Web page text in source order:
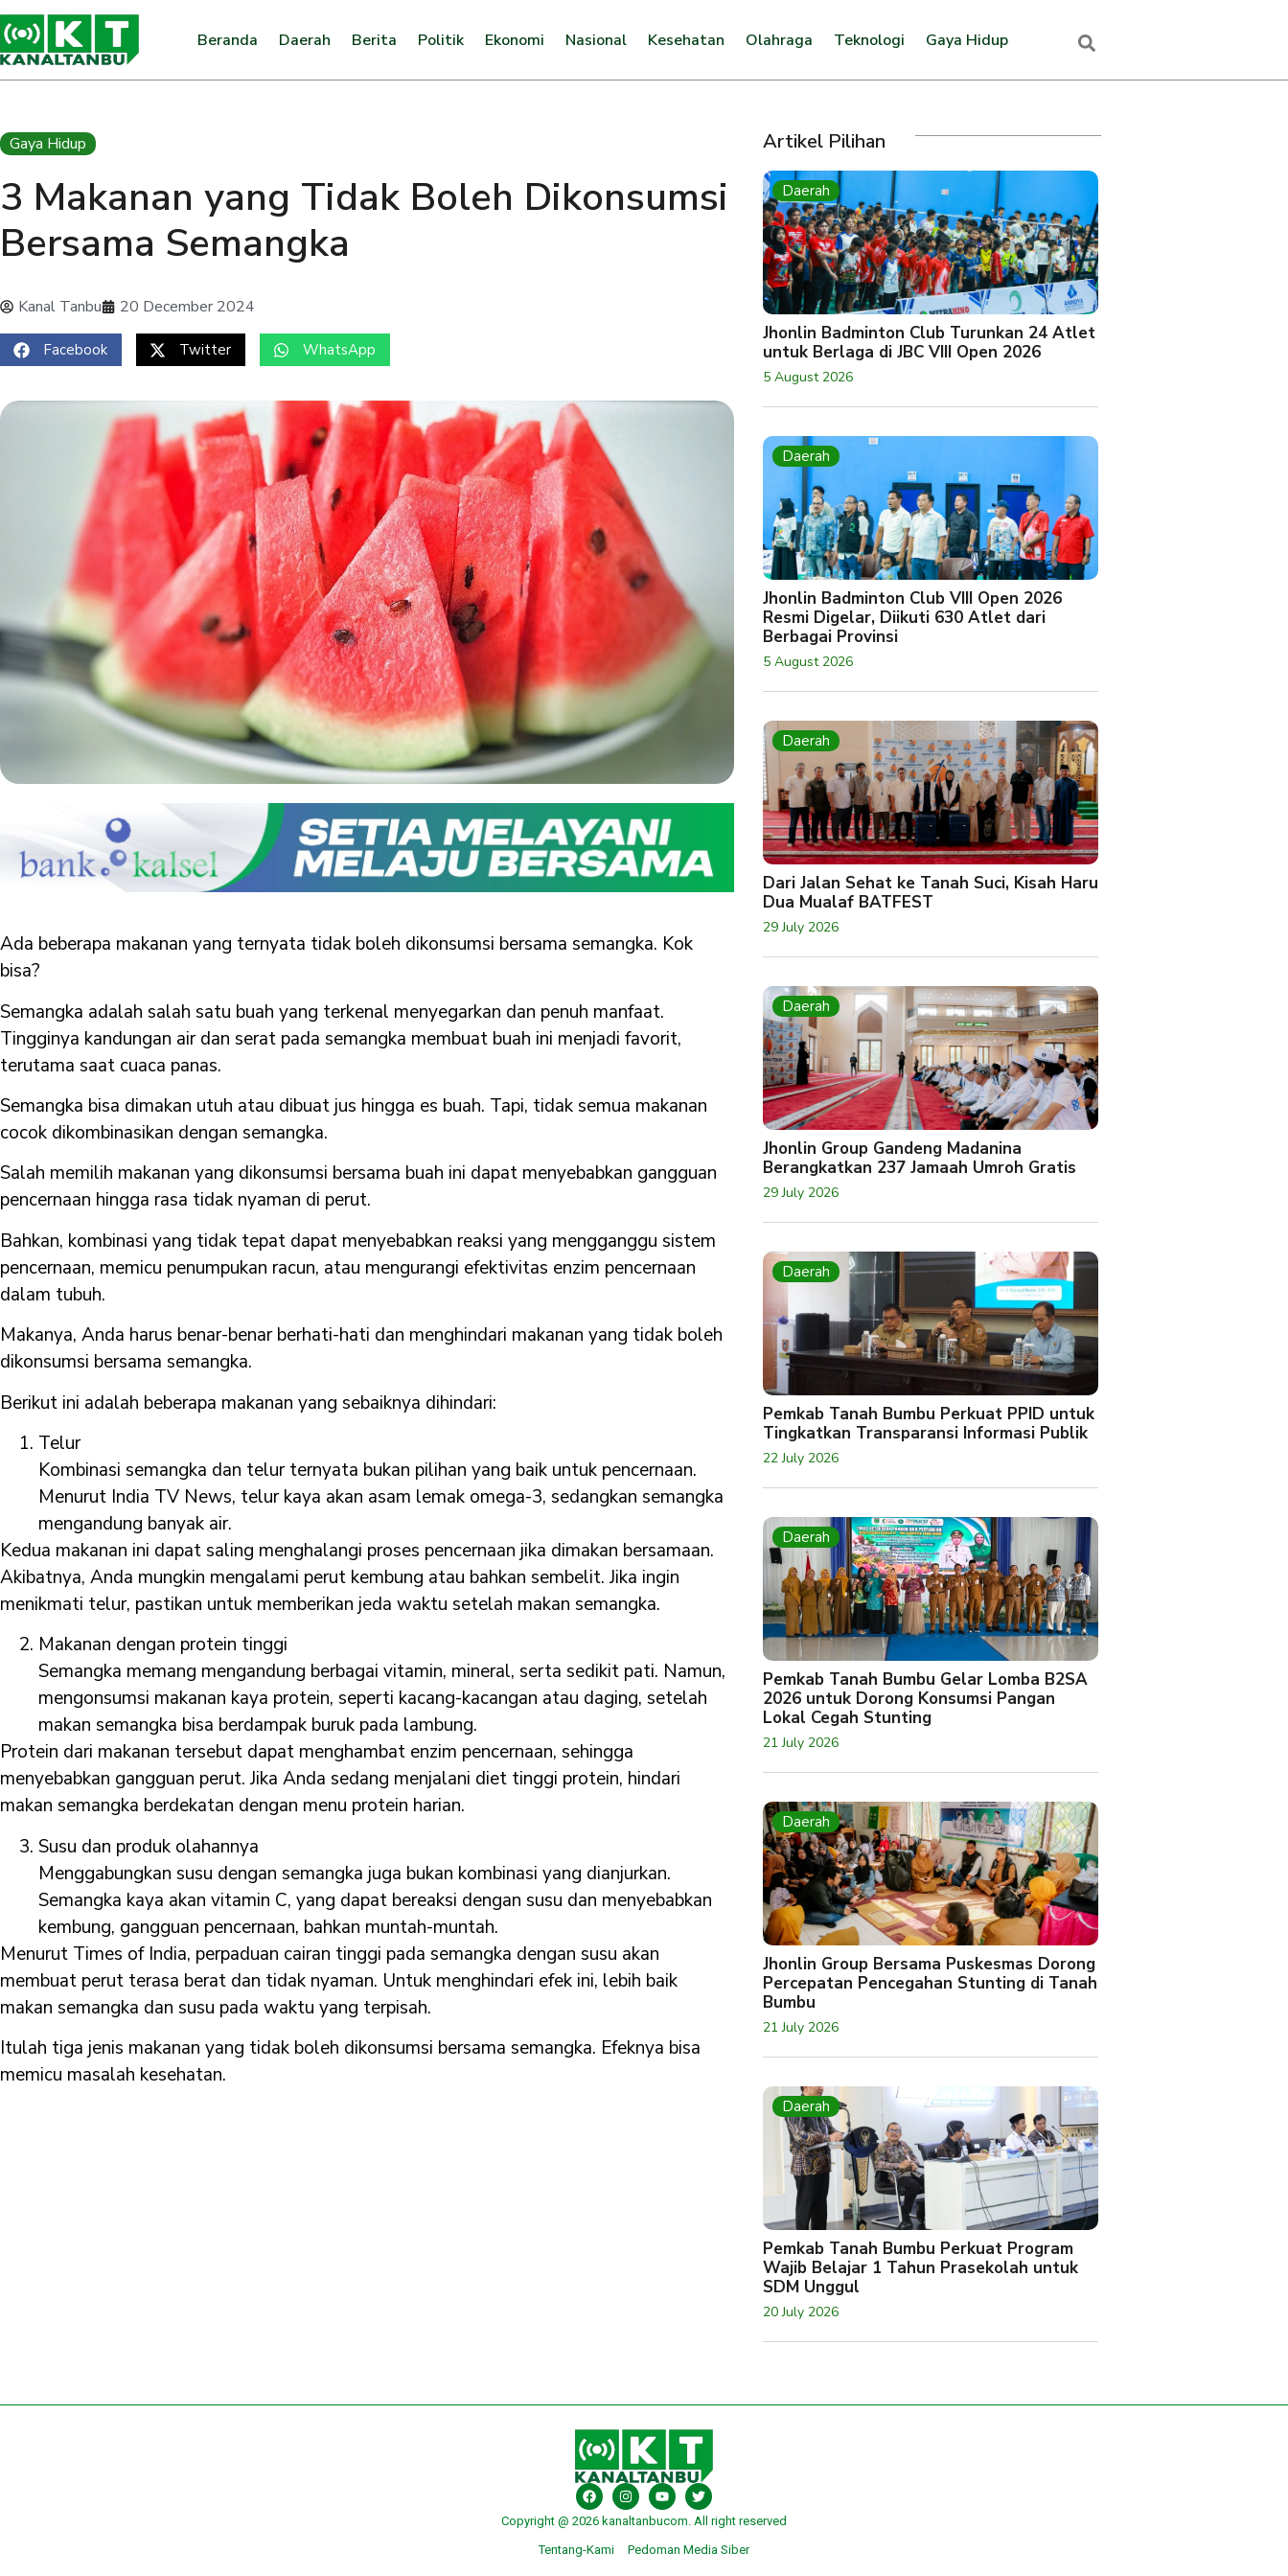
Beranda Daerah Berita Politik Ekonomi Nasional Kesehatan Olahraga Teknologi Gaya Hidup
Gaya Hidup
3 Makanan yang Tidak Boleh Dikonsumsi
Bersama Semangka
Kanal Tanbu 20 December 2024
Facebook Twitter WhatsApp
Ada beberapa makanan yang ternyata tidak boleh dikonsumsi bersama semangka. Kok
bisa?
Semangka adalah salah satu buah yang terkenal menyegarkan dan penuh manfaat.
Tingginya kandungan air dan serat pada semangka membuat buah ini menjadi favorit,
terutama saat cuaca panas.
Semangka bisa dimakan utuh atau dibuat jus hingga es buah. Tapi, tidak semua makanan
cocok dikombinasikan dengan semangka.
Salah memilih makanan yang dikonsumsi bersama buah ini dapat menyebabkan gangguan
pencernaan hingga rasa tidak nyaman di perut.
Bahkan, kombinasi yang tidak tepat dapat menyebabkan reaksi yang mengganggu sistem
pencernaan, memicu penumpukan racun, atau mengurangi efektivitas enzim pencernaan
dalam tubuh.
Makanya, Anda harus benar-benar berhati-hati dan menghindari makanan yang tidak boleh
dikonsumsi bersama semangka.
Berikut ini adalah beberapa makanan yang sebaiknya dihindari:
Telur
Kombinasi semangka dan telur ternyata bukan pilihan yang baik untuk pencernaan.
Menurut India TV News, telur kaya akan asam lemak omega-3, sedangkan semangka
mengandung banyak air.
Kedua makanan ini dapat saling menghalangi proses pencernaan jika dimakan bersamaan.
Akibatnya, Anda mungkin mengalami perut kembung atau bahkan sembelit. Jika ingin
menikmati telur, pastikan untuk memberikan jeda waktu setelah makan semangka.
Makanan dengan protein tinggi
Semangka memang mengandung berbagai vitamin, mineral, serta sedikit pati. Namun,
mengonsumsi makanan kaya protein, seperti kacang-kacangan atau daging, setelah
makan semangka bisa berdampak buruk pada lambung.
Protein dari makanan tersebut dapat menghambat enzim pencernaan, sehingga
menyebabkan gangguan perut. Jika Anda sedang menjalani diet tinggi protein, hindari
makan semangka berdekatan dengan menu protein harian.
Susu dan produk olahannya
Menggabungkan susu dengan semangka juga bukan kombinasi yang dianjurkan.
Semangka kaya akan vitamin C, yang dapat bereaksi dengan susu dan menyebabkan
kembung, gangguan pencernaan, bahkan muntah-muntah.
Menurut Times of India, perpaduan cairan tinggi pada semangka dengan susu akan
membuat perut terasa berat dan tidak nyaman. Untuk menghindari efek ini, lebih baik
makan semangka dan susu pada waktu yang terpisah.
Itulah tiga jenis makanan yang tidak boleh dikonsumsi bersama semangka. Efeknya bisa
memicu masalah kesehatan.
Artikel Pilihan
Daerah
Jhonlin Badminton Club Turunkan 24 Atlet
untuk Berlaga di JBC VIII Open 2026
5 August 2026
Daerah
Jhonlin Badminton Club VIII Open 2026
Resmi Digelar, Diikuti 630 Atlet dari
Berbagai Provinsi
5 August 2026
Daerah
Dari Jalan Sehat ke Tanah Suci, Kisah Haru
Dua Mualaf BATFEST
29 July 2026
Daerah
Jhonlin Group Gandeng Madanina
Berangkatkan 237 Jamaah Umroh Gratis
29 July 2026
Daerah
Pemkab Tanah Bumbu Perkuat PPID untuk
Tingkatkan Transparansi Informasi Publik
22 July 2026
Daerah
Pemkab Tanah Bumbu Gelar Lomba B2SA
2026 untuk Dorong Konsumsi Pangan
Lokal Cegah Stunting
21 July 2026
Daerah
Jhonlin Group Bersama Puskesmas Dorong
Percepatan Pencegahan Stunting di Tanah
Bumbu
21 July 2026
Daerah
Pemkab Tanah Bumbu Perkuat Program
Wajib Belajar 1 Tahun Prasekolah untuk
SDM Unggul
20 July 2026
Copyright @ 2026 kanaltanbucom. All right reserved
Tentang-Kami
Pedoman Media Siber